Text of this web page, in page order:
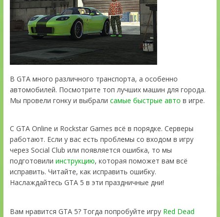
В GTA много различного транспорта, а особенно
автомобилей. Посмотрите топ лучших машин для города.
Мы провели гонку и выбрали самые быстрые авто в игре.
С GTA Online и Rockstar Games всё в порядке. Серверы
работают. Если у вас есть проблемы со входом в игру
через Social Club или появляется ошибка, то мы
подготовили инструкцию, которая поможет вам всё
исправить. Читайте, как исправить ошибку.
Наслаждайтесь GTA 5 в эти праздничные дни!
Вам нравится GTA 5? Тогда попробуйте игру Red Dead